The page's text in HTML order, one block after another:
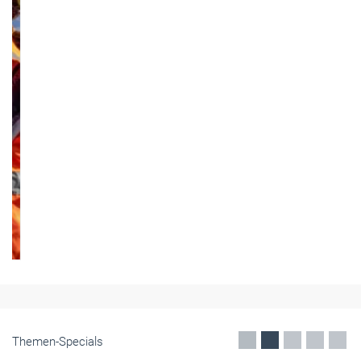
Themen-Specials